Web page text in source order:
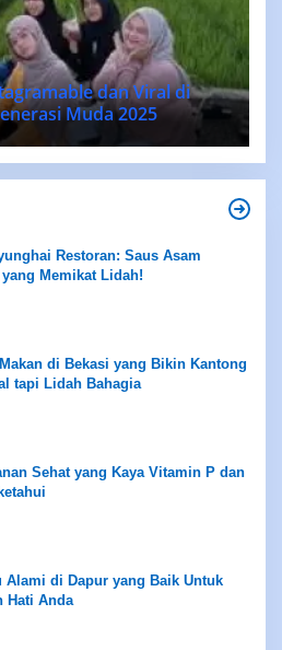
dan Viral di
Muda 2025
Restoran: Saus Asam
Memikat Lidah!
di Bekasi yang Bikin Kantong
tapi Lidah Bahagia
Sehat yang Kaya Vitamin P dan
Alami di Dapur yang Baik Untuk
Hati Anda